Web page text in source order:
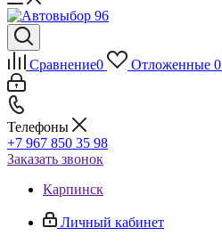
Сравнение0 Отложенные 0
Телефоны
+7 967 850 35 98
Заказать звонок
Карпинск
Личный кабинет